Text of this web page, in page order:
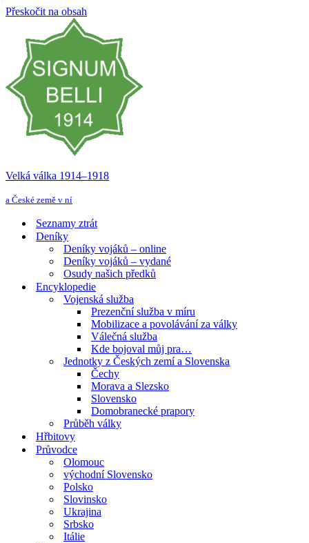
Přeskočit na obsah
Velká válka 1914–⁠⁠⁠⁠⁠⁠1918
a České země v ní
Seznamy ztrát
Deníky
Deníky vojáků – online
Deníky vojáků – vydané
Osudy našich předků
Encyklopedie
Vojenská služba
Prezenční služba v míru
Mobilizace a povolávání za války
Válečná služba
Kde bojoval můj pra…
Jednotky z Českých zemí a Slovenska
Čechy
Morava a Slezsko
Slovensko
Domobranecké prapory
Průběh války
Hřbitovy
Průvodce
Olomouc
východní Slovensko
Polsko
Slovinsko
Ukrajina
Srbsko
Itálie